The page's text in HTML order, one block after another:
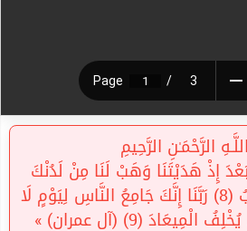
الرَّحْمَـٰنِ الرَّحِيمِ
بَعْدَ إِذْ هَدَيْتَنَا وَهَبْ لَنَا مِنْ لَدُنْكَ
رَحْمَةً إِنَّكَ أَنْتَ الْوَهَّابُ (8) رَبَّنَا إِنَّكَ جَامِعُ النَّاسِ لِيَوْمٍ لَا
(9) (آل عمران) »